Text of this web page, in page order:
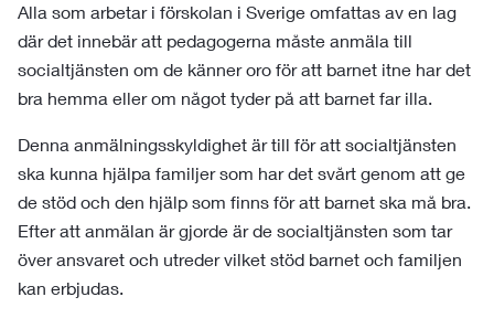
Alla som arbetar i förskolan i Sverige omfattas av en lag
där det innebär att pedagogerna måste anmäla till
socialtjänsten om de känner oro för att barnet itne har det
bra hemma eller om något tyder på att barnet far illa.
Denna anmälningsskyldighet är till för att socialtjänsten
ska kunna hjälpa familjer som har det svårt genom att ge
de stöd och den hjälp som finns för att barnet ska må bra.
Efter att anmälan är gjorde är de socialtjänsten som tar
över ansvaret och utreder vilket stöd barnet och familjen
kan erbjudas.